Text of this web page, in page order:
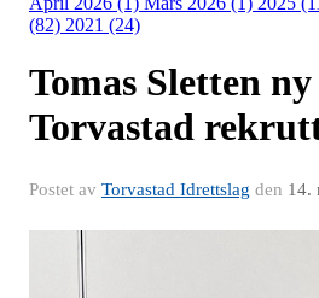
(82) 2021 (24)
Tomas Sletten
Torvastad
Postet av Torvastad Idrettslag den 14.